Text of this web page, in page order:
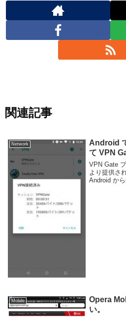
関連記事
Network
Android
て VPN
VPN Gate
より提供さ
Android か
Mobile
Opera
い。